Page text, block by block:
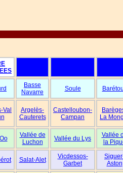
Basse
Navarre
Soule
Val
Argelès-
Cauterets
Castelloubon-
Campan
La
Vallée de
Luchon
Vallée du Lys
Vallée
la
Salat-Alet
Vicdessos-
Garbet
Aston